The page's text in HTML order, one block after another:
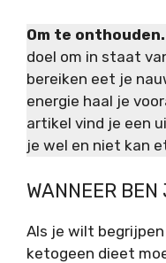
Om te onthouden.
doel om in staat
bereiken eet je
energie haal je
artikel vind je een
je wel en niet kan
WANNEER
Als je wilt
ketogeen dieet